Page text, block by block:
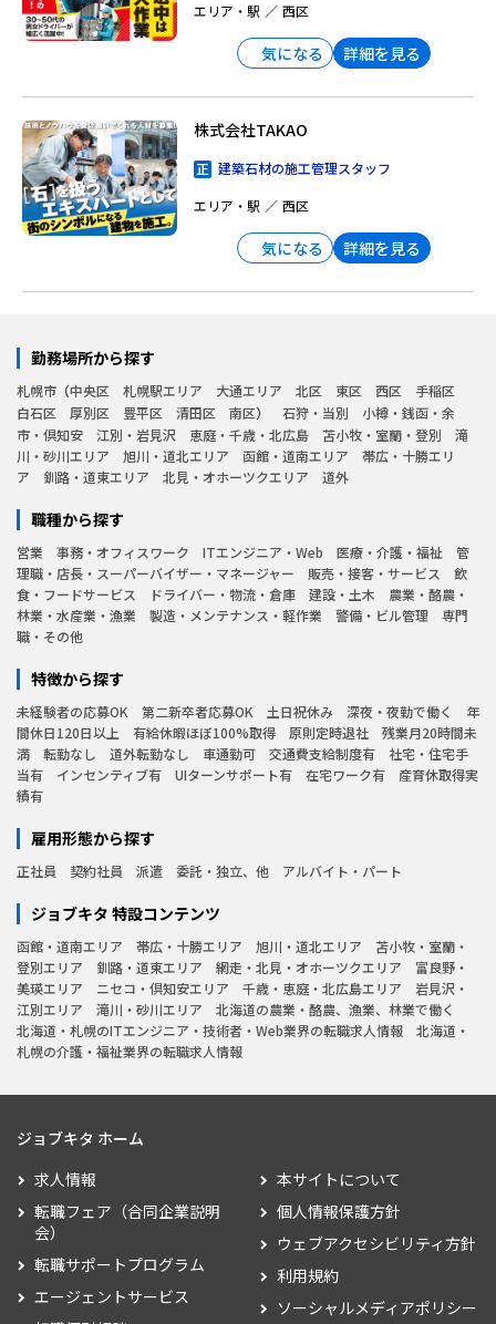
エリア・駅
西区
気になる 詳細を見る
株式会社TAKAO
建築石材の施工管理スタッフ
エリア・駅
西区
気になる 詳細を見る
勤務場所から探す
札幌市 中央区 札幌駅エリア 大通エリア 北区 東区 西区
手稲区
白石区
厚別区 豊平区 清田区 南区 石狩・当別
小樽・銭函・余
市・倶知安
江別・岩見沢 恵庭・千歳・北広島 苫小牧・室蘭・登別
滝
川・砂川エリア
旭川・道北エリア 函館・道南エリア
帯広・十勝エリ
ア
釧路・道東エリア 北見・オホーツクエリア 道外
職種から探す
営業 事務・オフィスワーク ITエンジニア・Web 医療・介護・福祉
管
理職・店長・スーパーバイザー・マネージャー
販売・接客・サービス
飲
食・フードサービス
ドライバー・物流・倉庫 建設・土木
農業・酪農・
林業・水産業・漁業
製造・メンテナンス・軽作業 警備・ビル管理
専門
職・その他
特徴から探す
未経験者の応募OK 第二新卒者応募OK 土日祝休み 深夜・夜勤で働く
年
間休日120日以上
有給休暇ほぼ100%取得 原則定時退社
残業月20時間未
満
転勤なし 道外転勤なし 車通勤可 交通費支給制度有
社宅・住宅手
当有
インセンティブ有 UIターンサポート有 在宅ワーク有
産育休取得実
績有
雇用形態から探す
正社員 契約社員 派遣 委託・独立、他 アルバイト・パート
ジョブキタ 特設コンテンツ
函館・道南エリア 帯広・十勝エリア 旭川・道北エリア
苫小牧・室蘭・
登別エリア
釧路・道東エリア 網走・北見・オホーツクエリア
富良野・
美瑛エリア
ニセコ・倶知安エリア 千歳・恵庭・北広島エリア
岩見沢・
江別エリア
滝川・砂川エリア
北海道の農業・酪農、漁業、林業で働く
北海道・札幌のITエンジニア・技術者・Web業界の転職求人情報
北海道・
札幌の介護・福祉業界の転職求人情報
ジョブキタ ホーム
求人情報
転職フェア（合同企業説明
会）
転職サポートプログラム
エージェントサービス
本サイトについて
個人情報保護方針
ウェブアクセシビリティ方針
利用規約
ソーシャルメディアポリシー